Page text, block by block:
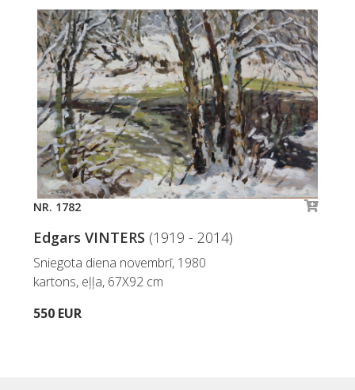
NR. 1782
Edgars VINTERS (1919 - 2014)
Sniegota diena novembrī, 1980
kartons, eļļa, 67X92 cm
550 EUR